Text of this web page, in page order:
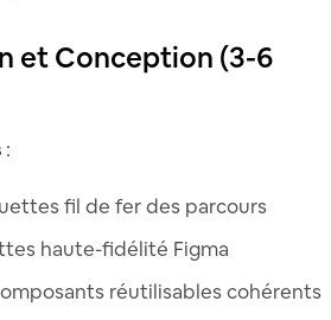
et Conception (3-6
:
fil de fer des parcours
haute-fidélité Figma
réutilisables cohérents